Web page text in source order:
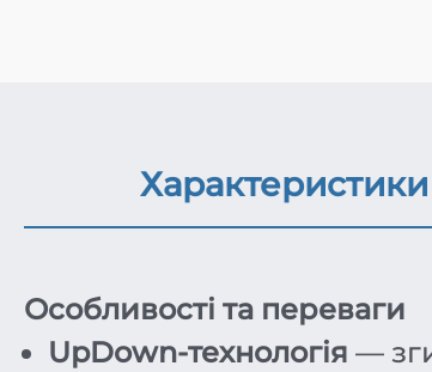
Характеристики
Особливості та переваги
UpDown-технологія —